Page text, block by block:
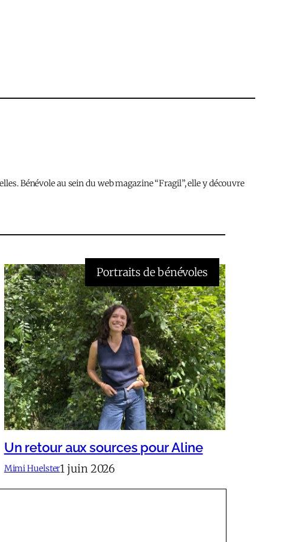
Bénévole au sein du web magazine “Fragil”, elle y découvre
Portraits de bénévoles
Un retour aux sources pour Aline
Mimi Huelster1 juin 2026